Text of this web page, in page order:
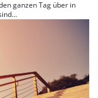
ganzen Tag über in